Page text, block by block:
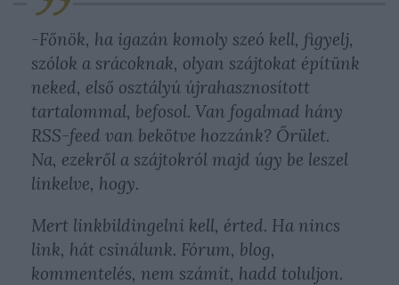
-Főnök, ha igazán komoly szeó kell, figyelj,
szólok a srácoknak, olyan szájtokat építünk
neked, első osztályú újrahasznosított
tartalommal, befosol. Van fogalmad hány
RSS-feed van bekötve hozzánk? Őrület.
Na, ezekről a szájtokról majd úgy be leszel
linkelve, hogy.
Mert linkbildingelni kell, érted. Ha nincs
link, hát csinálunk. Fórum, blog,
kommentelés, nem számít, hadd toluljon.